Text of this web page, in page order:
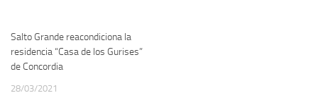
Salto Grande reacondiciona la
residencia “Casa de los Gurises”
de Concordia
28/03/2021